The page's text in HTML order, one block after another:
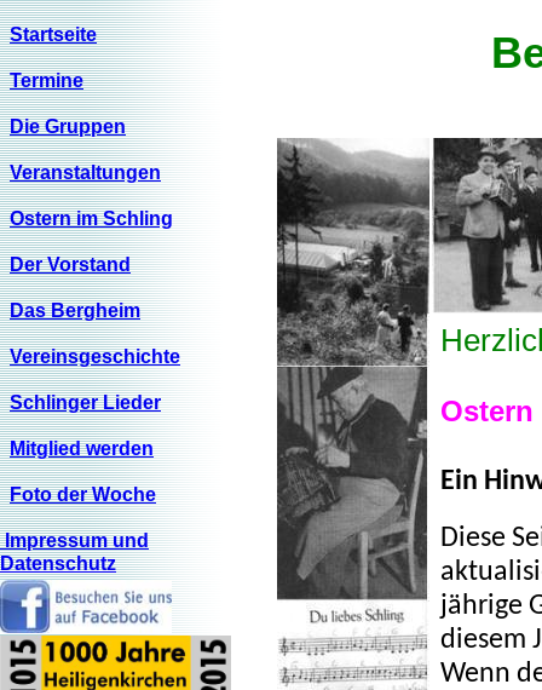
Startseite
Termine
Die Gruppen
Veranstaltungen
Ostern im Schling
Der Vorstand
Das Bergheim
Vereinsgeschichte
Schlinger Lieder
Mitglied werden
Foto der Woche
Impressum und
Datenschutz
Ostern
Ein
Diese
jährige
diesem
Wenn